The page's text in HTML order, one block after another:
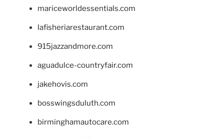
mariceworldessentials.com
lafisheriarestaurant.com
915jazzandmore.com
aguadulce-countryfair.com
jakehovis.com
bosswingsduluth.com
birminghamautocare.com